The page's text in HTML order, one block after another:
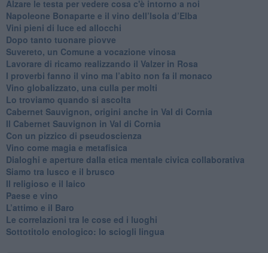
Alzare le testa per vedere cosa c'è intorno a noi
​Napoleone Bonaparte e il vino dell’Isola d’Elba
Vini pieni di luce ed allocchi
Dopo tanto tuonare piovve
Suvereto, un Comune a vocazione vinosa
Lavorare di ricamo realizzando il Valzer in Rosa
​I proverbi fanno il vino ma l’abito non fa il monaco
Vino globalizzato, una culla per molti
Lo troviamo quando si ascolta
Cabernet Sauvignon, origini anche in Val di Cornia
Il Cabernet Sauvignon in Val di Cornia
Con un pizzico di pseudoscienza
​Vino come magia e metafisica
Dialoghi e aperture dalla etica mentale civica collaborativa
Siamo tra lusco e il brusco
Il religioso e il laico
​Paese e vino
L’attimo e il Baro
Le correlazioni tra le cose ed i luoghi
​Sottotitolo enologico: lo sciogli lingua